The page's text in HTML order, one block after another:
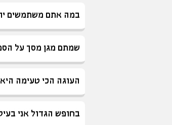
במה אתם משתמשים
שמתם מגן מסך על
העוגה הכי טעימה
בחופש הגדול אני